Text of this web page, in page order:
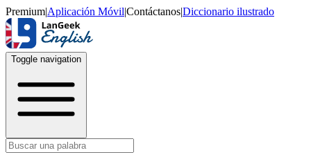
Premium|Aplicación Móvil|Contáctanos|Diccionario ilustrado
Toggle navigation